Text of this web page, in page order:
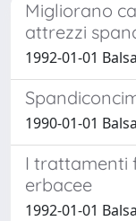
Migliorano
attrezzi
1992-01-01
1990-01-01
I trattamenti
erbacee
1992-01-01